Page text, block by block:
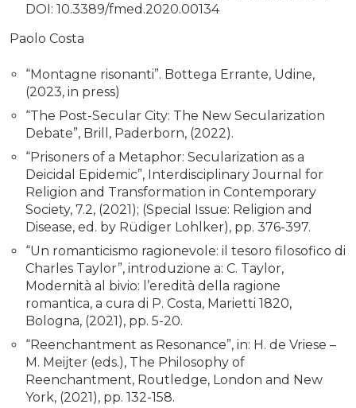
DOI: 10.3389/fmed.2020.00134
Paolo Costa
“Montagne risonanti”. Bottega Errante, Udine,
(2023, in press)
“The Post-Secular City: The New Secularization
Debate”, Brill, Paderborn, (2022).
“Prisoners of a Metaphor: Secularization as a
Deicidal Epidemic”, Interdisciplinary Journal for
Religion and Transformation in Contemporary
Society, 7.2, (2021); (Special Issue: Religion and
Disease, ed. by Rüdiger Lohlker), pp. 376-397.
“Un romanticismo ragionevole: il tesoro filosofico di
Charles Taylor”, introduzione a: C. Taylor,
Modernità al bivio: l’eredità della ragione
romantica, a cura di P. Costa, Marietti 1820,
Bologna, (2021), pp. 5-20.
“Reenchantment as Resonance”, in: H. de Vriese –
M. Meijter (eds.), The Philosophy of
Reenchantment, Routledge, London and New
York, (2021), pp. 132-158.